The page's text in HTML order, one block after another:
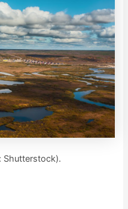
Shutterstock).